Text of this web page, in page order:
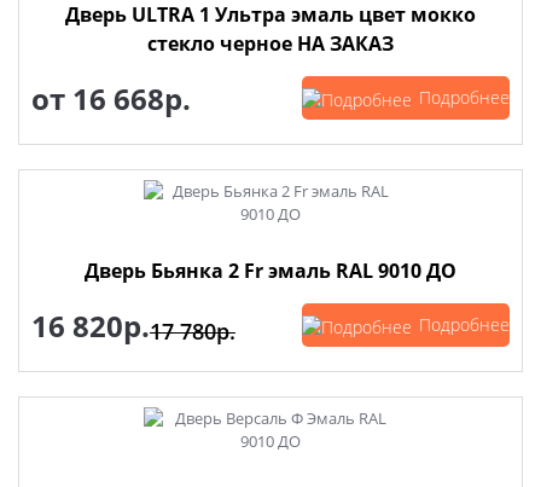
Дверь ULTRA 1 Ультра эмаль цвет мокко
стекло черное НА ЗАКАЗ
от 16 668р. Подробнее
Дверь Бьянка 2 Fr эмаль RAL 9010 ДО
16 820р.17 780р. Подробнее